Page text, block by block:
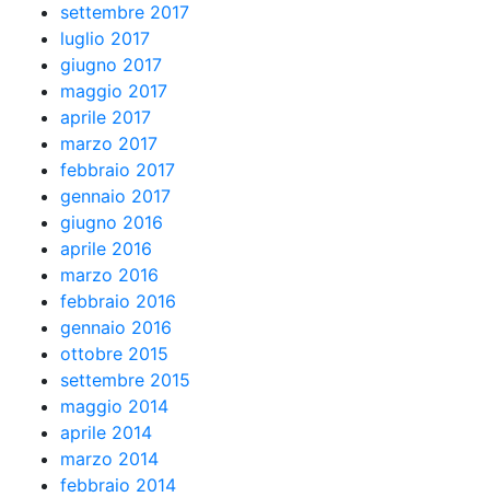
settembre 2017
luglio 2017
giugno 2017
maggio 2017
aprile 2017
marzo 2017
febbraio 2017
gennaio 2017
giugno 2016
aprile 2016
marzo 2016
febbraio 2016
gennaio 2016
ottobre 2015
settembre 2015
maggio 2014
aprile 2014
marzo 2014
febbraio 2014